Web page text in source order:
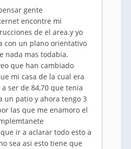
gente
encontre mi
de el area.y yo
con un plano orientativo
nada mas todabia.
que han cambiado
mi casa de la cual era
ser de 84,70 que tenia
un patio y ahora tengo 3
las que me enamoro el
ir a aclarar todo esto a
sea asi esto tiene que